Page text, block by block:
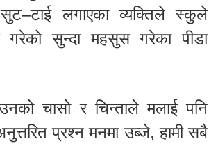
लगाएका व्यक्तिले स्कुले
गरेको सुन्दा महसुस गरेका पीडा
उनको चासो र चिन्ताले मलाई पनि
प्रश्न मनमा उब्जे, हामी सबै